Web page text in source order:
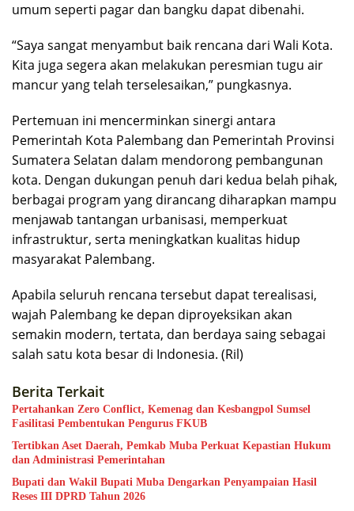
umum seperti pagar dan bangku dapat dibenahi.
“Saya sangat menyambut baik rencana dari Wali Kota.
Kita juga segera akan melakukan peresmian tugu air
mancur yang telah terselesaikan,” pungkasnya.
Pertemuan ini mencerminkan sinergi antara
Pemerintah Kota Palembang dan Pemerintah Provinsi
Sumatera Selatan dalam mendorong pembangunan
kota. Dengan dukungan penuh dari kedua belah pihak,
berbagai program yang dirancang diharapkan mampu
menjawab tantangan urbanisasi, memperkuat
infrastruktur, serta meningkatkan kualitas hidup
masyarakat Palembang.
Apabila seluruh rencana tersebut dapat terealisasi,
wajah Palembang ke depan diproyeksikan akan
semakin modern, tertata, dan berdaya saing sebagai
salah satu kota besar di Indonesia. (Ril)
Berita Terkait
Pertahankan Zero Conflict, Kemenag dan Kesbangpol Sumsel
Fasilitasi Pembentukan Pengurus FKUB
Tertibkan Aset Daerah, Pemkab Muba Perkuat Kepastian Hukum
dan Administrasi Pemerintahan
Bupati dan Wakil Bupati Muba Dengarkan Penyampaian Hasil
Reses III DPRD Tahun 2026